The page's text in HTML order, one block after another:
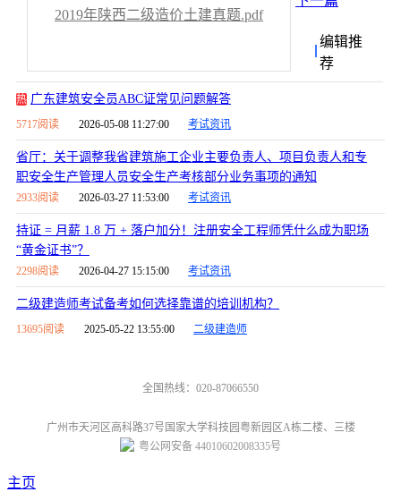
2019年陕西二级造价土建真题.pdf
编辑推
荐
热 广东建筑安全员ABC证常见问题解答
5717阅读 2026-05-08 11:27:00 考试资讯
省厅：关于调整我省建筑施工企业主要负责人、项目负责人和专
职安全生产管理人员安全生产考核部分业务事项的通知
2933阅读 2026-03-27 11:53:00 考试资讯
持证 = 月薪 1.8 万 + 落户加分！注册安全工程师凭什么成为职场
“黄金证书”？
2298阅读 2026-04-27 15:15:00 考试资讯
二级建造师考试备考如何选择靠谱的培训机构？
13695阅读 2025-05-22 13:55:00 二级建造师
全国热线：020-87066550
广州市天河区高科路37号国家大学科技园粤新园区A栋二楼、三楼
粤公网安备 44010602008335号
主页